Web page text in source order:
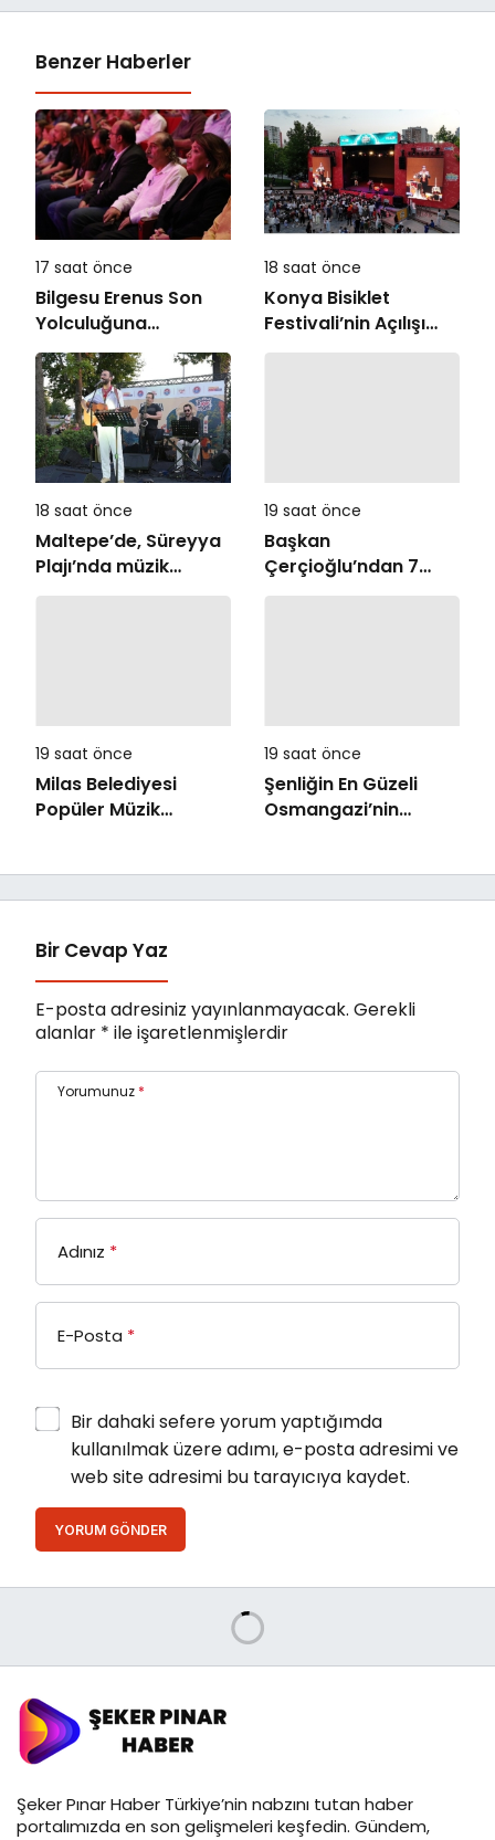
Benzer Haberler
17 saat önce
Bilgesu Erenus Son
Yolculuğuna
Uğurlandı
18 saat önce
Konya Bisiklet
Festivali’nin Açılışı
Coşkuyla Gerçekleşti
18 saat önce
Maltepe’de, Süreyya
Plajı’nda müzik
ziyafeti
19 saat önce
Başkan
Çerçioğlu’ndan 7
Eylül Temalı Ödüllü
19 saat önce
Milas Belediyesi
Popüler Müzik
19 saat önce
Şenliğin En Güzeli
Osmangazi’nin
Bir Cevap Yaz
E-posta adresiniz yayınlanmayacak. Gerekli
alanlar * ile işaretlenmişlerdir
Yorumunuz *
Adınız *
E-Posta *
Bir dahaki sefere yorum yaptığımda
kullanılmak üzere adımı, e-posta adresimi ve
web site adresimi bu tarayıcıya kaydet.
YORUM GÖNDER
Şeker Pınar Haber Türkiye’nin nabzını tutan haber
portalımızda en son gelişmeleri keşfedin. Gündem,